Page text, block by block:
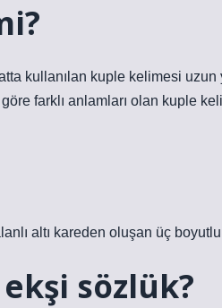
kullanılan kuple kelimesi uzun
farklı anlamları olan kuple
altı kareden oluşan üç
sözlük?